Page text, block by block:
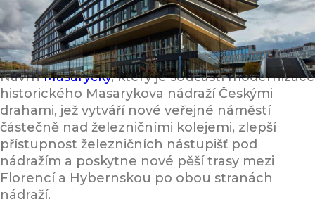
NávrhMasaryčky, který je součástí modernizace
historického Masarykova nádraží Českými
drahami, jež vytváří nové veřejné náměstí
částečně nad železničními kolejemi, zlepší
přístupnost železničních nástupišť pod
nádražím a poskytne nové pěší trasy mezi
Florencí a Hybernskou po obou stranách
nádraží.